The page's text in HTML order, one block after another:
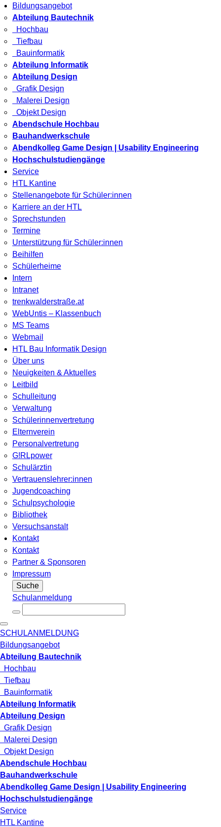
Bildungsangebot
Abteilung Bautechnik
Hochbau
Tiefbau
Bauinformatik
Abteilung Informatik
Abteilung Design
Grafik Design
Malerei Design
Objekt Design
Abendschule Hochbau
Bauhandwerkschule
Abendkolleg Game Design | Usability Engineering
Hochschulstudiengänge
Service
HTL Kantine
Stellenangebote für Schüler:innen
Karriere an der HTL
Sprechstunden
Termine
Unterstützung für Schüler:innen
Beihilfen
Schülerheime
Intern
Intranet
trenkwalderstraße.at
WebUntis – Klassenbuch
MS Teams
Webmail
HTL Bau Informatik Design
Über uns
Neuigkeiten & Aktuelles
Leitbild
Schulleitung
Verwaltung
Schülerinnenvertretung
Elternverein
Personalvertretung
G!RLpower
Schulärztin
Vertrauenslehrer:innen
Jugendcoaching
Schulpsychologie
Bibliothek
Versuchsanstalt
Kontakt
Kontakt
Partner & Sponsoren
Impressum
Suche
Schulanmeldung
SCHULANMELDUNG
Bildungsangebot
Abteilung Bautechnik
Hochbau
Tiefbau
Bauinformatik
Abteilung Informatik
Abteilung Design
Grafik Design
Malerei Design
Objekt Design
Abendschule Hochbau
Bauhandwerkschule
Abendkolleg Game Design | Usability Engineering
Hochschulstudiengänge
Service
HTL Kantine